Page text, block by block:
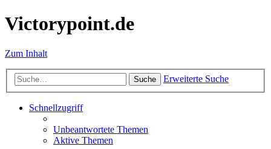
Victorypoint.de
Zum Inhalt
Suche Erweiterte Suche
Schnellzugriff
Unbeantwortete Themen
Aktive Themen